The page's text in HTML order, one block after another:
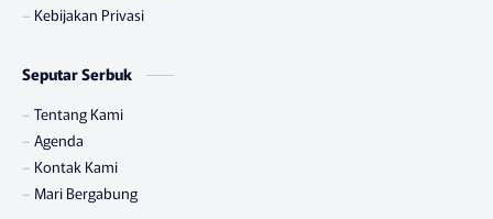
Kebijakan Privasi
Seputar Serbuk
Tentang Kami
Agenda
Kontak Kami
Mari Bergabung